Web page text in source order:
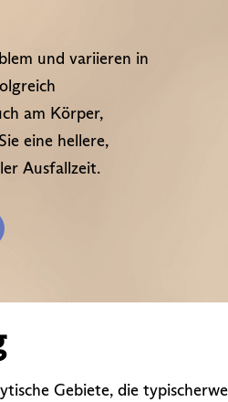
und variieren in
am Körper,
eine hellere,
Ausfallzeit.
Gebiete, die